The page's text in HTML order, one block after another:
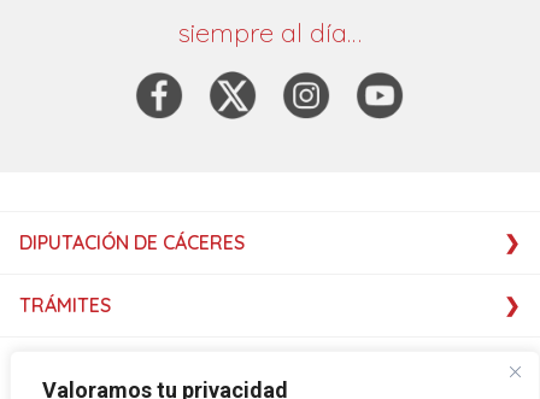
Valoramos tu privacidad
siempre al día…
DIPUTACIÓN DE CÁCERES
TRÁMITES